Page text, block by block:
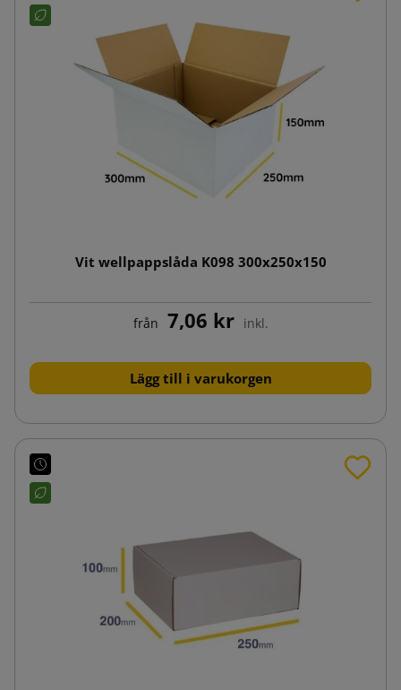
Vit wellpappslåda K098 300x250x150
från 7,06 kr inkl.
Lägg till i varukorgen